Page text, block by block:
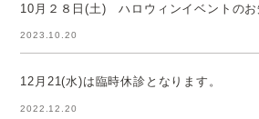
10月２８日(土) ハロウィンイベントのお
2023.10.20
12月21(水)は臨時休診となります。
2022.12.20